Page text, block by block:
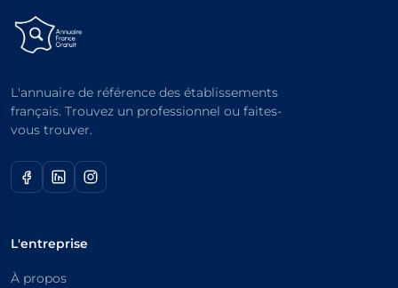
L'annuaire de référence des établissements
français. Trouvez un professionnel ou faites-
vous trouver.
L'entreprise
À propos